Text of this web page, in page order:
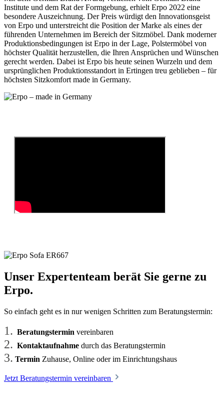
Institute und dem Rat der Formgebung, erhielt Erpo 2022 eine
besondere Auszeichnung. Der Preis würdigt den Innovationsgeist
von Erpo und unterstreicht die Position der Marke als eines der
führenden Unternehmen im Bereich der Sitzmöbel. Dank moderner
Produktionsbedingungen ist Erpo in der Lage, Polstermöbel von
höchster Qualität herzustellen, die Ihren Ansprüchen und Wünschen
gerecht werden. Dabei ist Erpo bis heute seinen Wurzeln und dem
ursprünglichen Produktionsstandort in Ertingen treu geblieben – für
höchsten Sitzkomfort made in Germany.
Unser Expertenteam berät Sie gerne zu
Erpo.
So einfach geht es in nur wenigen Schritten zum Beratungstermin:
1. Beratungstermin vereinbaren
2. Kontaktaufnahme durch das Beratungstermin
3. Termin Zuhause, Online oder im Einrichtungshaus
Jetzt Beratungstermin vereinbaren